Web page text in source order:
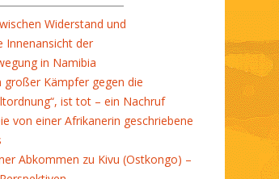
Widerstand und
Innenansicht der
in Namibia
großer Kämpfer gegen die
ist tot – ein Nachruf
von einer Afrikanerin geschriebene
Abkommen zu Kivu (Ostkongo) –